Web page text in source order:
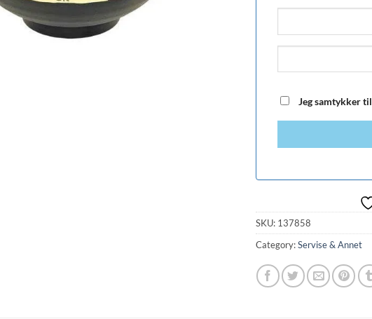
Jeg samtykker til
SKU: 137858
Category:Servise & Annet